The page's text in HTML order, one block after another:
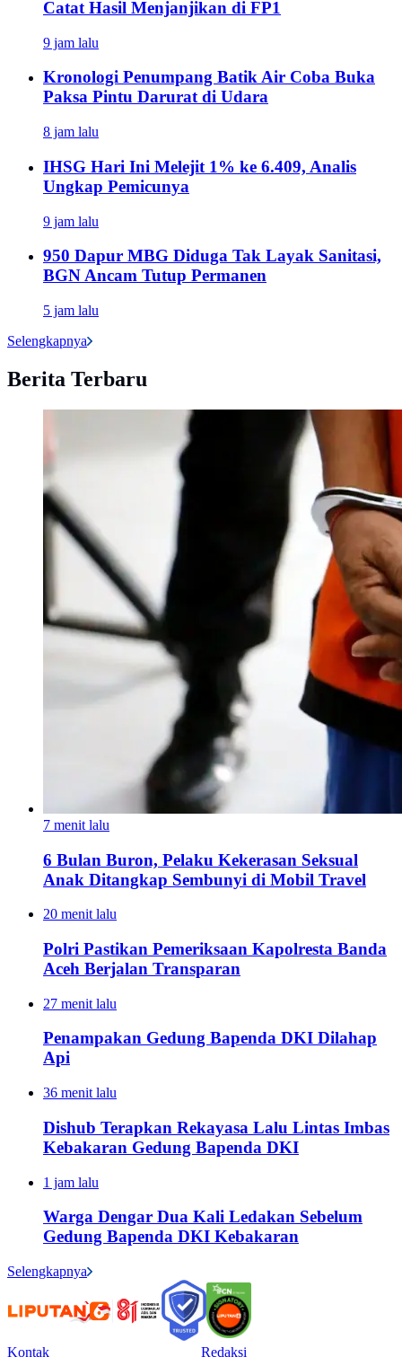
Catat Hasil Menjanjikan di FP1
9 jam lalu
Kronologi Penumpang Batik Air Coba Buka
Paksa Pintu Darurat di Udara
8 jam lalu
IHSG Hari Ini Melejit 1% ke 6.409, Analis
Ungkap Pemicunya
9 jam lalu
950 Dapur MBG Diduga Tak Layak Sanitasi,
BGN Ancam Tutup Permanen
5 jam lalu
Selengkapnya
Berita Terbaru
7 menit lalu
6 Bulan Buron, Pelaku Kekerasan Seksual
Anak Ditangkap Sembunyi di Mobil Travel
20 menit lalu
Polri Pastikan Pemeriksaan Kapolresta Banda
Aceh Berjalan Transparan
27 menit lalu
Penampakan Gedung Bapenda DKI Dilahap
Api
36 menit lalu
Dishub Terapkan Rekayasa Lalu Lintas Imbas
Kebakaran Gedung Bapenda DKI
1 jam lalu
Warga Dengar Dua Kali Ledakan Sebelum
Gedung Bapenda DKI Kebakaran
Selengkapnya
Kontak Redaksi